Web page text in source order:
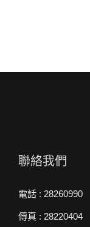
聯絡我們
電話 : 28260990
傳真 : 28220404